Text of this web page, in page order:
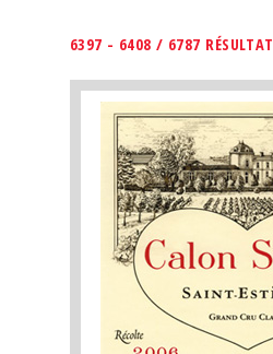
6397 - 6408 / 6787